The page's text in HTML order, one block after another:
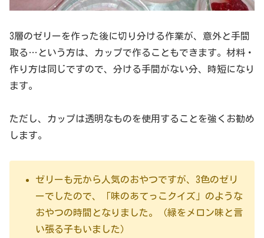
3層のゼリーを作った後に切り分ける作業が、意外と手間
取る…という方は、カップで作ることもできます。材料・
作り方は同じですので、分ける手間がない分、時短になり
ます。
ただし、カップは透明なものを使用することを強くお勧め
します。
ゼリーも元から人気のおやつですが、3色のゼリ
ーでしたので、「味のあてっこクイズ」のような
おやつの時間となりました。（緑をメロン味と言
い張る子もいました）